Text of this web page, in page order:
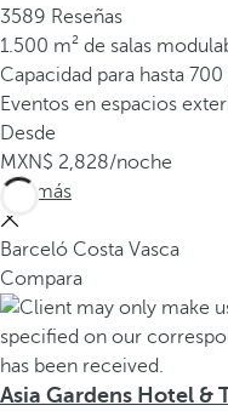
n
t
e
.
3589 Reseñas
1.500 m² de salas
Capacidad para hasta
Eventos en espacios
Desde
2,828/noche
Ver más
Barceló Costa Vasca
Compara
Asia Gardens Hotel &